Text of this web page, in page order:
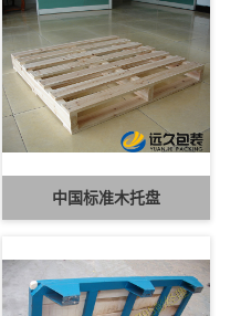
中国标准木托盘